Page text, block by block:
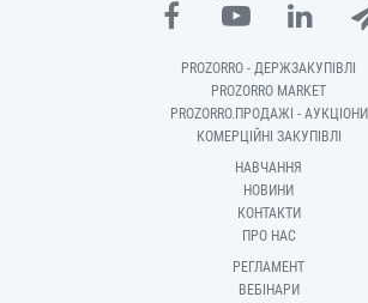
PROZORRO - ДЕРЖЗАКУПІВЛІ
PROZORRO MARKET
PROZORRO.ПРОДАЖІ - АУКЦІОНИ
КОМЕРЦІЙНІ ЗАКУПІВЛІ
НАВЧАННЯ
НОВИНИ
КОНТАКТИ
ПРО НАС
РЕГЛАМЕНТ
ВЕБІНАРИ